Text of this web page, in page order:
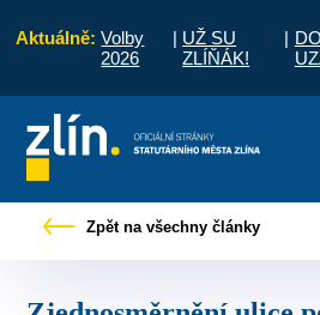
Aktuálně: Volby
2026
| UŽ SU
ZLÍŇÁK!
|
vyřídit Potřebuji
Zpět na všechny články